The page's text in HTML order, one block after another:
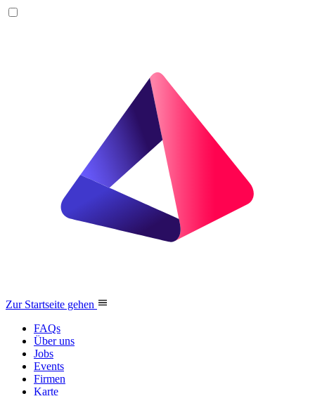
Zur Startseite gehen
FAQs
Über uns
Jobs
Events
Firmen
Karte